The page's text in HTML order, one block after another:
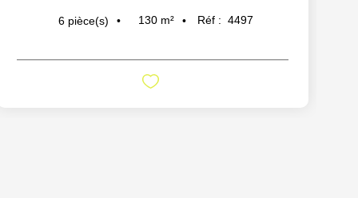
6 pièce(s) 130 m² Réf : 4497